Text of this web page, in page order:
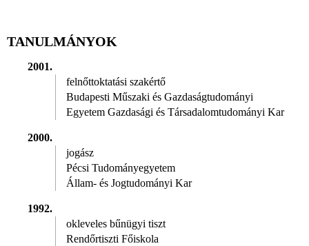
TANULMÁNYOK
2001.
felnőttoktatási szakértő
Budapesti Műszaki és Gazdaságtudományi
Egyetem Gazdasági és Társadalomtudományi Kar
2000.
jogász
Pécsi Tudományegyetem
Állam- és Jogtudományi Kar
1992.
okleveles bűnügyi tiszt
Rendőrtiszti Főiskola